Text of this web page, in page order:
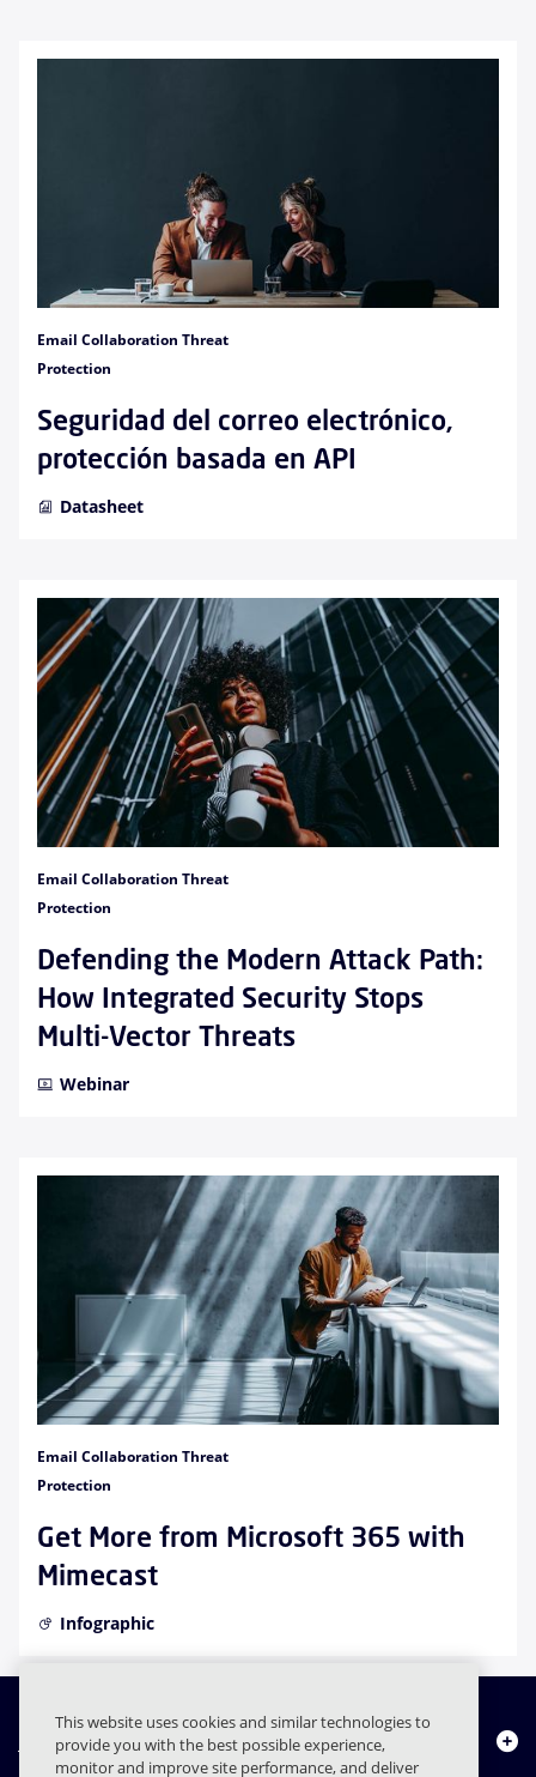
Email Collaboration Threat
Protection
Seguridad del correo electrónico,
protección basada en API
Datasheet
Email Collaboration Threat
Protection
Defending the Modern Attack Path:
How Integrated Security Stops
Multi-Vector Threats
Webinar
Email Collaboration Threat
Protection
Get More from Microsoft 365 with
Mimecast
Infographic
Quiénes somos
This website uses cookies and similar technologies to
provide you with the best possible experience,
monitor and improve site performance, and deliver